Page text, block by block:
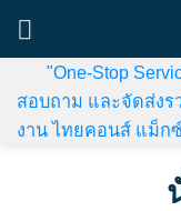
content"One-Stop
สอบถาม และจัดส่งร
งาน ไทยคอนส์ แม็ก